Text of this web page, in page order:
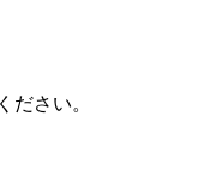
さい。